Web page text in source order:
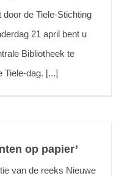
de Tiele-Stichting
21 april bent u
Bibliotheek te
Tiele-dag. [...]
op papier’
van de reeks Nieuwe